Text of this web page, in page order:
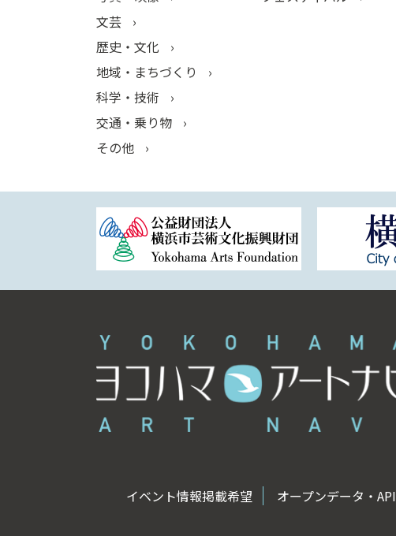
文芸
歴史・文化
地域・まちづくり
科学・技術
交通・乗り物
その他
イベント情報掲載希望 オープンデータ・API